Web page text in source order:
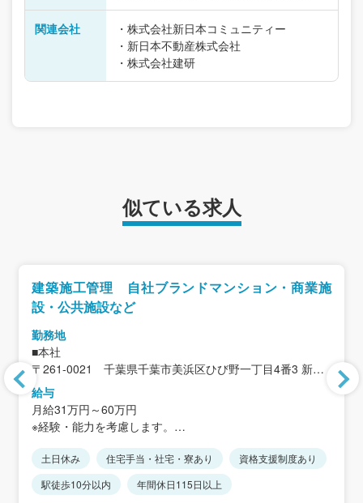
関連会社
・株式会社新日本コミュニティー
・新日本不動産株式会社
・株式会社建研
似ている求人
建築施工管理 自社ブランドマンション・商業施
設・公共施設など
勤務地
■本社
〒261-0021 千葉県千葉市美浜区ひび野一丁目4番3 新日
本ビル
＜アクセス＞
JR京葉線「海浜幕張駅」徒歩5分
※基本的には現場への直行直帰が可能です。
※施工エリアは東京・千葉・神奈川・埼玉など首都圏中心
です。
給与
月給31万円～60万円
※経験・能力を考慮します。
昇給：年1回
賞与：年2回
土日休み 住宅手当・社宅・寮あり
資格支援制度あり
駅徒歩10分以内
年間休日115日以上